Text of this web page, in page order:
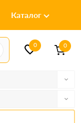
Каталог
0 0